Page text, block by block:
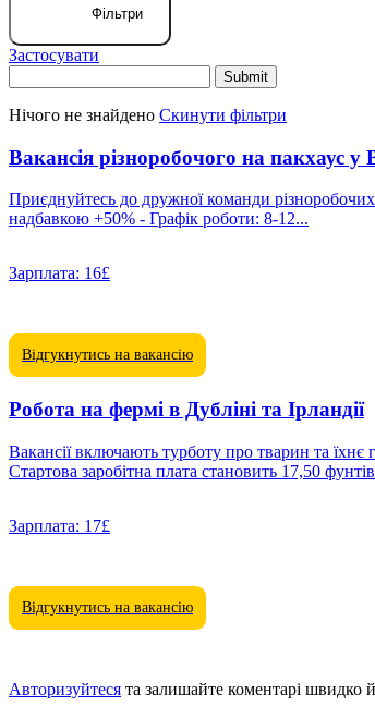
Фільтри
Застосувати
Нічого не знайдено Скинути фільтри
Вакансія різноробочого на пакхаус у
Приєднуйтесь до дружної команди різноробочих у Великій Британії! З нами ви
надбавкою +50% - Графік роботи: 8-12...
Зарплата: 16£
Відгукнутись на вакансію
Робота на фермі в Дубліні та Ірландії
Вакансії включають турботу про тварин та їхнє
Стартова заробітна плата становить 17,50
Зарплата: 17£
Відгукнутись на вакансію
Авторизуйтеся та залишайте коментарі швидко